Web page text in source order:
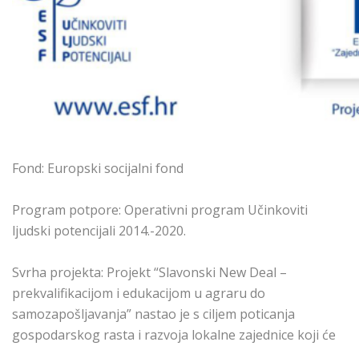
Fond: Europski socijalni fond
Program potpore: Operativni program Učinkoviti
ljudski potencijali 2014.-2020.
Svrha projekta: Projekt “Slavonski New Deal –
prekvalifikacijom i edukacijom u agraru do
samozapošljavanja” nastao je s ciljem poticanja
gospodarskog rasta i razvoja lokalne zajednice koji će